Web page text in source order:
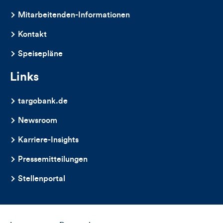
dieses
Artikels
Mitarbeitenden-Informationen
Kontakt
Speisepläne
Links
targobank.de
Newsroom
Karriere-Insights
Pressemitteilungen
Stellenportal